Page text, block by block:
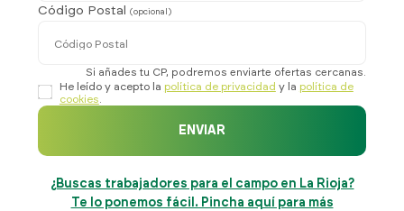
Código Postal (opcional)
Si añades tu CP, podremos enviarte ofertas cercanas.
He leído y acepto la política de privacidad y la política de
cookies
ENVIAR
¿Buscas trabajadores para el campo en La Rioja?
Te lo ponemos fácil. Pincha aquí para más